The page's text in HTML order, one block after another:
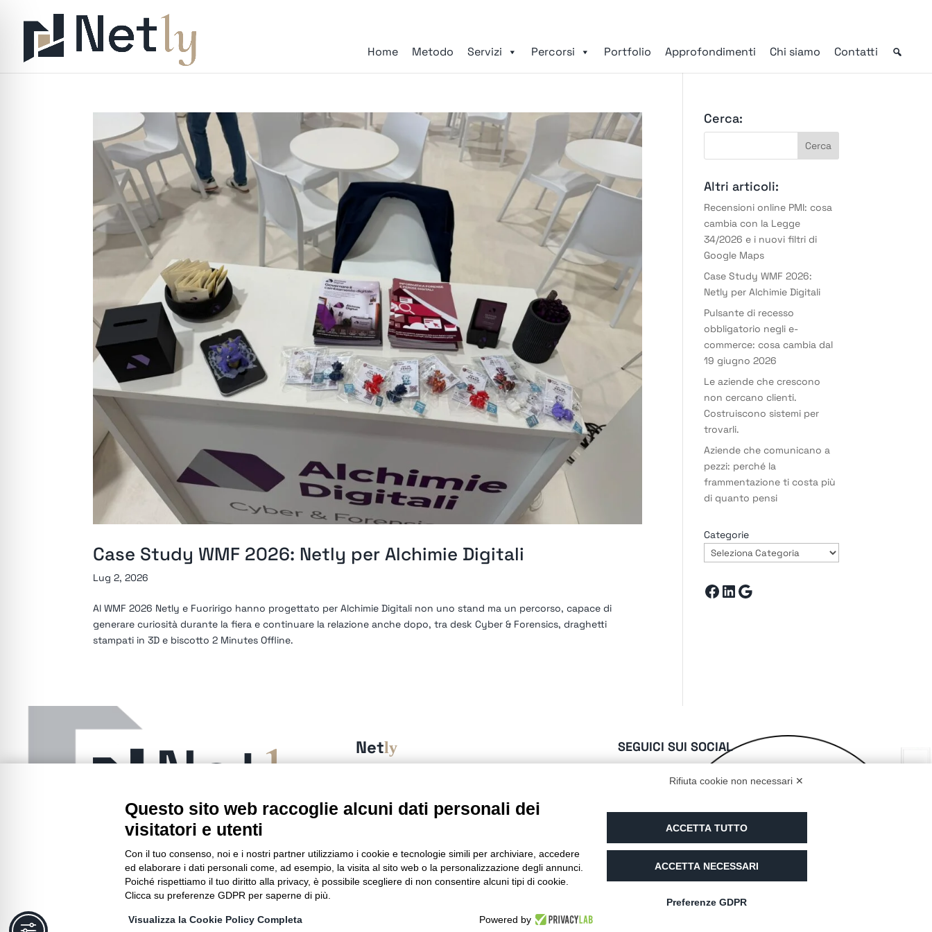
Home Metodo Servizi Percorsi Portfolio Approfondimenti Chi siamo Contatti
Case Study WMF 2026: Netly per Alchimie Digitali
Lug 2, 2026
Al WMF 2026 Netly e Fuoririgo hanno progettato per Alchimie Digitali non uno stand ma un percorso, capace di
generare curiosità durante la fiera e continuare la relazione anche dopo, tra desk Cyber & Forensics, draghetti
stampati in 3D e biscotto 2 Minutes Offline.
Cerca:
Altri articoli:
Recensioni online PMI: cosa
cambia con la Legge
34/2026 e i nuovi filtri di
Google Maps
Case Study WMF 2026:
Netly per Alchimie Digitali
Pulsante di recesso
obbligatorio negli e-
commerce: cosa cambia dal
19 giugno 2026
Le aziende che crescono
non cercano clienti.
Costruiscono sistemi per
trovarli.
Aziende che comunicano a
pezzi: perché la
frammentazione ti costa più
di quanto pensi
Categorie
Facebook
LinkedIn
Google
Netly
Via Elia Rainusso, 110 – 41124 Modena (MO)
Tel.+39 059 260762– PI IT02963460361
Capitale sociale 20.000 Euro i.v.
Email:info@netly.it
PEC:alchimiedigitali@pec.adigitali.it
SEGUICI SUI SOCIAL
SIAMO PARTNER DI
Rifiuta cookie non necessari ✕
Questo sito web raccoglie alcuni dati personali dei
visitatori e utenti
Con il tuo consenso, noi e i nostri partner utilizziamo i cookie e tecnologie simili per archiviare, accedere
ed elaborare i dati personali come, ad esempio, la visita al sito web o la personalizzazione degli annunci.
Poiché rispettiamo il tuo diritto alla privacy, è possibile scegliere di non consentire alcuni tipi di cookie.
Clicca su preferenze GDPR per saperne di più.
Visualizza la Cookie Policy Completa Powered by
ACCETTA TUTTO
ACCETTA NECESSARI
Preferenze GDPR